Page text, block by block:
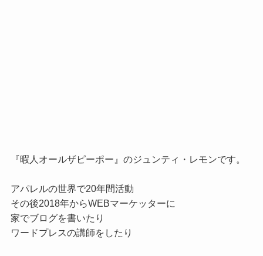
『暇人オールザピーポー』のジュンティ・レモンです。
アパレルの世界で20年間活動
その後2018年からWEBマーケッターに
家でブログを書いたり
ワードプレスの講師をしたり